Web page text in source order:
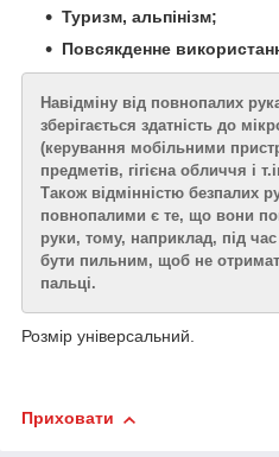
Туризм, альпінізм;
Повсякденне
Навідміну від повнопалих
зберігається здатність до
(керування мобільними
предметів, гігієна обличчя і
Також відмінністю безпалих
повнопалими є те, що вони
руки, тому, наприклад, під
бути пильним, щоб не
пальці.
Розмір універсальний.
Приховати